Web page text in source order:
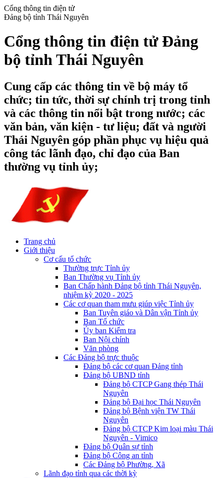
Cổng thông tin điện tử
Đảng bộ tỉnh Thái Nguyên
Cổng thông tin điện tử Đảng
bộ tỉnh Thái Nguyên
Cung cấp các thông tin về bộ máy tổ
chức; tin tức, thời sự chính trị trong tỉnh
và các thông tin nổi bật trong nước; các
văn bản, văn kiện - tư liệu; đất và người
Thái Nguyên góp phần phục vụ hiệu quả
công tác lãnh đạo, chỉ đạo của Ban
thường vụ tỉnh ủy;
Trang chủ
Giới thiệu
Cơ cấu tổ chức
Thường trực Tỉnh ủy
Ban Thường vụ Tỉnh ủy
Ban Chấp hành Đảng bộ tỉnh Thái Nguyên,
nhiệm kỳ 2020 - 2025
Các cơ quan tham mưu giúp việc Tỉnh ủy
Ban Tuyên giáo và Dân vận Tỉnh ủy
Ban Tổ chức
Ủy ban Kiểm tra
Ban Nội chính
Văn phòng
Các Đảng bộ trực thuộc
Đảng bộ các cơ quan Đảng tỉnh
Đảng bộ UBND tỉnh
Đảng bộ CTCP Gang thép Thái
Nguyên
Đảng bộ Đại học Thái Nguyên
Đảng bộ Bệnh viện TW Thái
Nguyên
Đảng bộ CTCP Kim loại màu Thái
Nguyên - Vimico
Đảng bộ Quân sự tỉnh
Đảng bộ Công an tỉnh
Các Đảng bộ Phường, Xã
Lãnh đạo tỉnh qua các thời kỳ